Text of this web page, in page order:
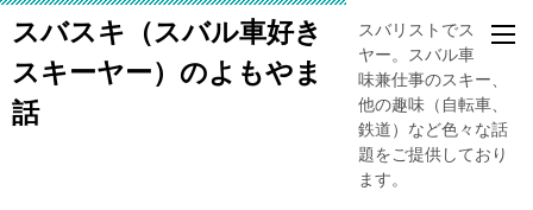
スバスキ（スバル車好き
スキーヤー）のよもやま
話
スバリストでスキー
ヤー。スバル車、趣
味兼仕事のスキー、
他の趣味（自転車、
鉄道）など色々な話
題をご提供しており
ます。